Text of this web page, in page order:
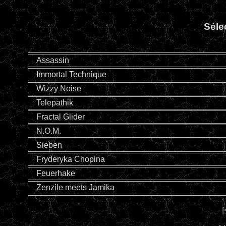
Assassin
Immortal Technique
Wizzy Noise
Telepathik
Fractal Glider
N.O.M.
Sieben
Fryderyka Chopina
Feuerhake
Zenzile meets Jamika